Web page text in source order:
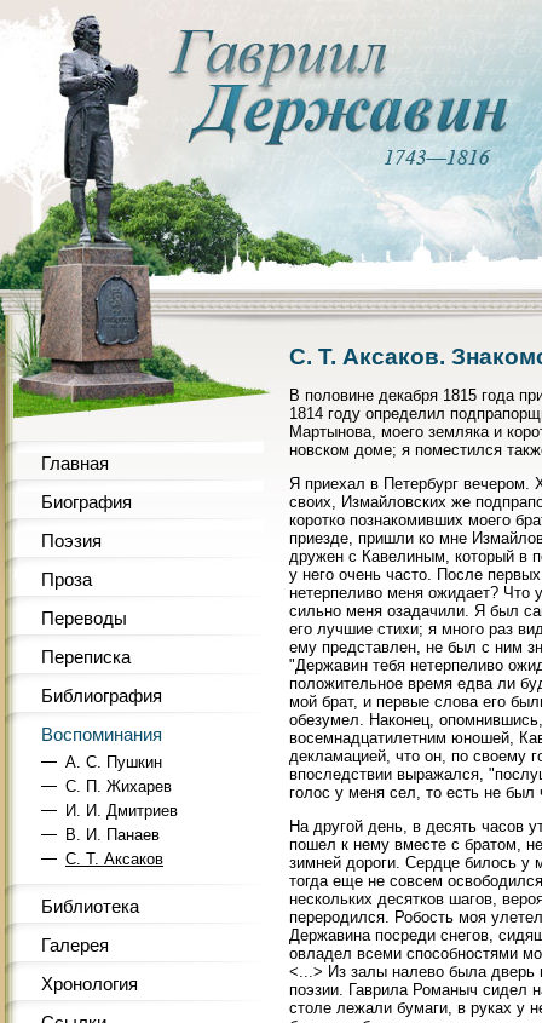
Главная
Биография
Поэзия
Проза
Переводы
Переписка
Библиография
Воспоминания
A. С. Пушкин
С. П. Жихарев
И. И. Дмитриев
B. И. Панаев
C. Т. Аксаков
Библиотека
Галерея
Хронология
C. Т. Аксаков.
В половине декабря 1815 года
1814 году определил
Мартынова, моего земляка и
новском доме; я поместился
Я приехал в Петербург
своих, Измайловских же
коротко познакомивших моего
приезде, пришли ко мне
дружен с Кавелиным, который в
у него очень часто. После
нетерпеливо меня ожидает? Что
сильно меня озадачили. Я был
его лучшие стихи; я много раз
ему представлен, не был с ним
"Державин тебя нетерпеливо
положительное время едва ли
мой брат, и первые слова его
обезумел. Наконец,
восемнадцатилетним юношей,
декламацией, что он, по своему
впоследствии выражался,
голос у меня сел, то есть не был
На другой день, в десять часов
пошел к нему вместе с братом,
зимней дороги. Сердце билось у
тогда еще не совсем
нескольких десятков шагов,
переродился. Робость моя
Державина посреди снегов,
овладел всеми способностями
<...> Из залы налево была дверь
поэзии. Гаврила Романыч сидел
столе лежали бумаги, в руках у